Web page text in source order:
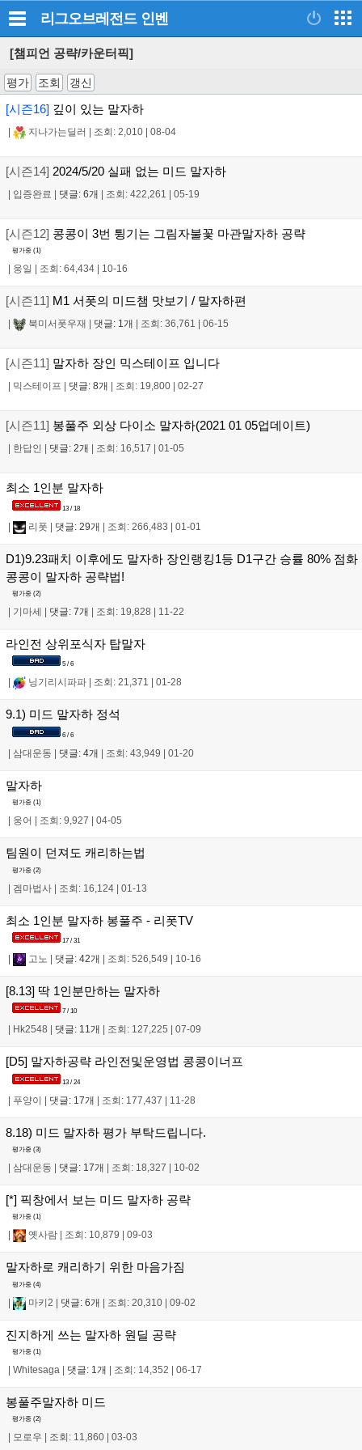
리그오브레전드 인벤
[챔피언 공략/카운터픽]
평가 조회 갱신
[시즌16] 깊이 있는 말자하
지나가는딜러 조회: 2,010 08-04
[시즌14] 2024/5/20 실패 없는 미드 말자하
입증완료 댓글: 6개 조회: 422,261 05-19
[시즌12] 콩콩이 3번 튕기는 그림자불꽃 마관말자하 공략
평가중 (1)
웅일 조회: 64,434 10-16
[시즌11] M1 서폿의 미드챔 맛보기 / 말자하편
북미서폿우재 댓글: 1개 조회: 36,761 06-15
[시즌11] 말자하 장인 믹스테이프 입니다
믹스테이프 댓글: 8개 조회: 19,800 02-27
[시즌11] 봉풀주 외상 다이소 말자하(2021 01 05업데이트)
한답인 댓글: 2개 조회: 16,517 01-05
최소 1인분 말자하
13 / 18
| 리폿 | 댓글: 29개 | 조회: 266,483 | 01-01
D1)9.23패치 이후에도 말자하 장인랭킹1등 D1구간 승률 80% 점화
콩콩이 말자하 공략법!
평가중 (2)
기마세 댓글: 7개 조회: 19,828 11-22
라인전 상위포식자 탑말자
5 / 6
닝기리시파파 조회: 21,371 01-28
9.1) 미드 말자하 정석
6 / 6
| 삼대운동 | 댓글: 4개 | 조회: 43,949 | 01-20
말자하
평가중 (1)
웅어 조회: 9,927 04-05
팀원이 던져도 캐리하는법
평가중 (2)
| 겜마법사 | 조회: 16,124 | 01-13
최소 1인분 말자하 봉풀주 - 리폿TV
17 / 31
| 고노 | 댓글: 42개 | 조회: 526,549 | 10-16
[8.13] 딱 1인분만하는 말자하
7 / 10
Hk2548 댓글: 11개 조회: 127,225 07-09
[D5] 말자하공략 라인전및운영법 콩콩이너프
13 / 24
| 푸양이 | 댓글: 17개 | 조회: 177,437 | 11-28
8.18) 미드 말자하 평가 부탁드립니다.
평가중 (3)
삼대운동 댓글: 17개 조회: 18,327 10-02
[*] 픽창에서 보는 미드 말자하 공략
평가중 (1)
옛사람 조회: 10,879 09-03
말자하로 캐리하기 위한 마음가짐
평가중 (4)
| 마키2 | 댓글: 6개 | 조회: 20,310 | 09-02
진지하게 쓰는 말자하 원딜 공략
평가중 (1)
Whitesaga 댓글: 1개 조회: 14,352 06-17
봉풀주말자하 미드
평가중 (2)
모로우 조회: 11,860 03-03